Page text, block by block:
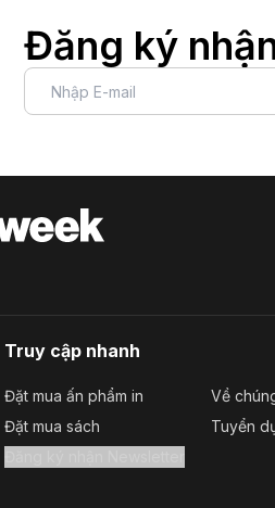
Đăng ký
Truy cập nhanh
Đặt mua ấn phẩm in
Đặt mua sách
Về
Tuyển